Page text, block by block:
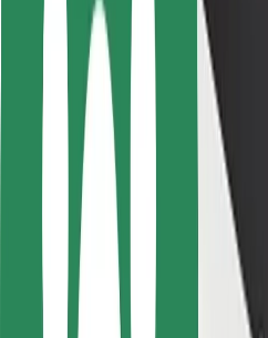
Міста
Розташування
Міські рішення
Аеропорти
Зарядні станції Bolt
Підтримка
Для пасажирів
Для водіїв